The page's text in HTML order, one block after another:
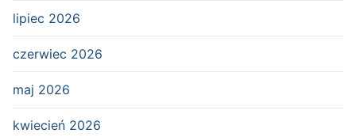
lipiec 2026
czerwiec 2026
maj 2026
kwiecień 2026